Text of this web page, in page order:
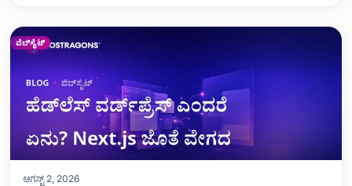
ವೆಬ್‌ಸೈಟ್
ಆಗಸ್ಟ್ 2, 2026